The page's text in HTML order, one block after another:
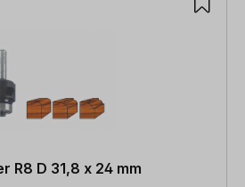
R8 D 31,8 x 24 mm